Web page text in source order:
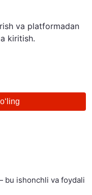
va platformadan
kiritish.
bu ishonchli va foydali